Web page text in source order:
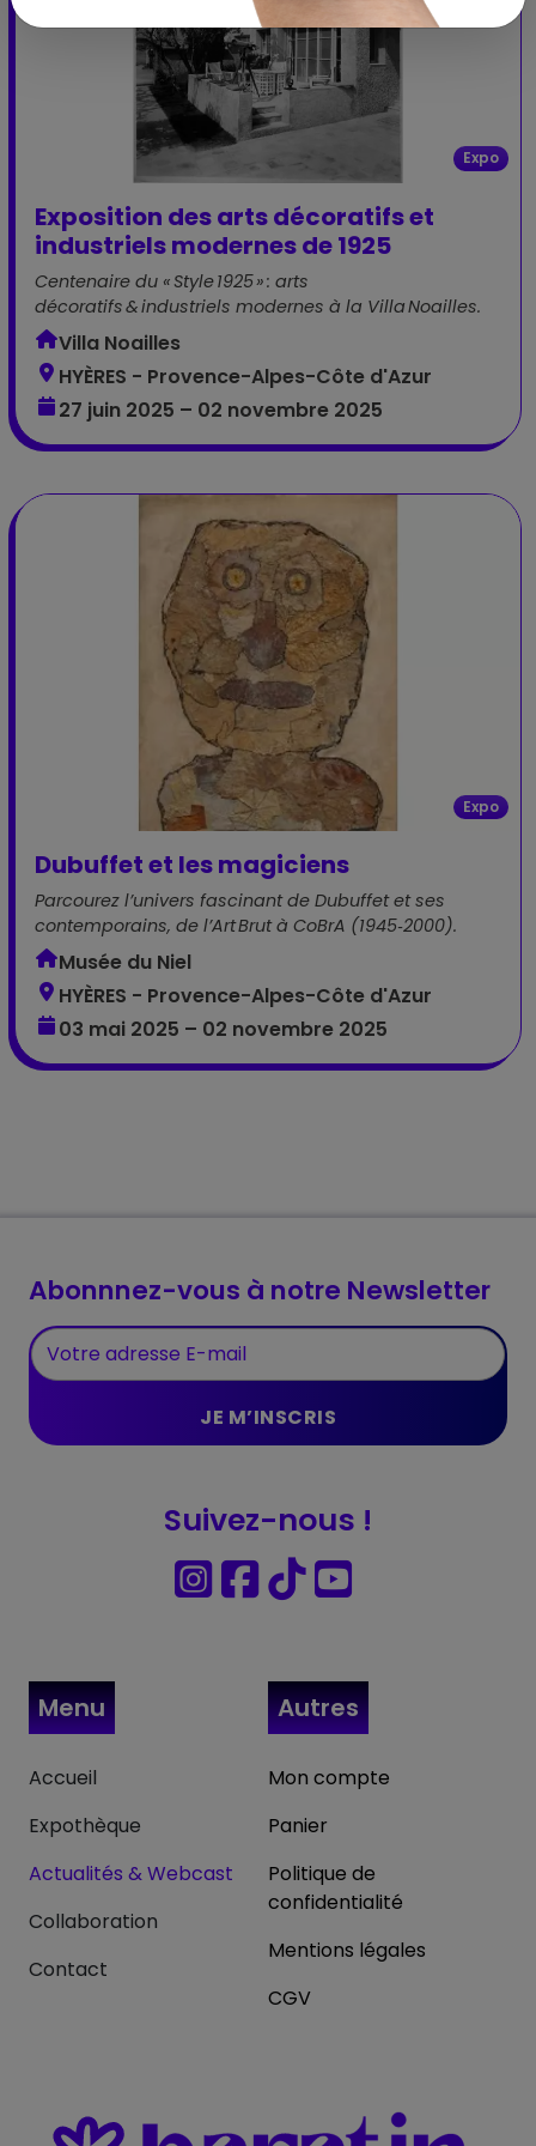
Expo
Exposition des arts décoratifs et
industriels modernes de 1925
Centenaire du « Style 1925 » : arts
décoratifs & industriels modernes à la Villa Noailles.
Villa Noailles
HYÈRES - Provence-Alpes-Côte d'Azur
27 juin 2025 – 02 novembre 2025
Expo
Dubuffet et les magiciens
Parcourez l’univers fascinant de Dubuffet et ses
contemporains, de l’Art Brut à CoBrA (1945‑2000).
Musée du Niel
HYÈRES - Provence-Alpes-Côte d'Azur
03 mai 2025 – 02 novembre 2025
Abonnnez-vous à notre Newsletter
Suivez-nous !
Menu
Accueil
Expothèque
Actualités & Webcast
Collaboration
Contact
Autres
Mon compte
Panier
Politique de
confidentialité
Mentions légales
CGV